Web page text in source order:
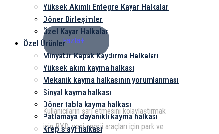
Yüksek Akımlı Entegre Kayar Halkalar
Döner Birleşimler
Özel Kayar Halkalar
Özel Ürünler
Minyatür Kapak Kaydırma Halkaları
Yüksek akım kayma halkası
Mekanik kayma halkasının yorumlanması
Sinyal kayma halkası
Döner tabla kayma halkası
Patlamaya dayanıklı kayma halkası
Krep slayt halkası
Fazla+
Kullanıcıların şarj etmesini kolaylaştırmak
için BYD, yeni enerji araçları için park ve